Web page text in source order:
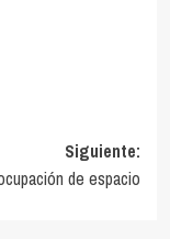
Siguiente:
de espacio